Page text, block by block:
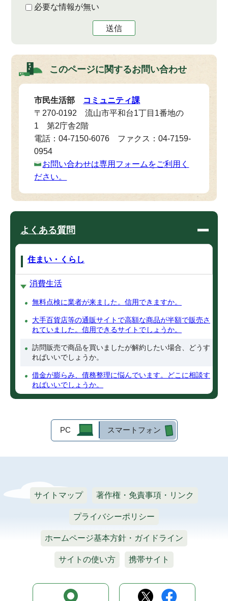
必要な情報が無い
送信
このページに関するお問い合わせ
市民生活部 コミュニティ課
〒270-0192 流山市平和台1丁目1番地の
1 第2庁舎2階
電話：04-7150-6076 ファクス：04-7159-
0954
お問い合わせは専用フォームをご利用く
ださい。
よくある質問
住まい・くらし
消費生活
無料点検に業者が来ました。信用できますか。
大手百貨店等の通販サイトで高額な商品が半額で販売さ
れていました。信用できるサイトでしょうか。
訪問販売で商品を買いましたが解約したい場合、どうす
ればいいでしょうか。
借金が膨らみ、債務整理に悩んでいます。どこに相談す
ればいいでしょうか。
PC スマートフォン
サイトマップ 著作権・免責事項・リンク
プライバシーポリシー
ホームページ基本方針・ガイドライン
サイトの使い方 携帯サイト